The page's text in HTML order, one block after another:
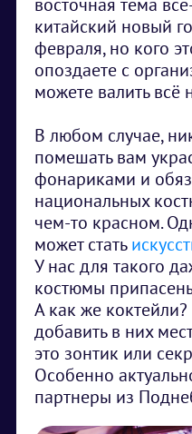
китайский новый
февраля, но кого
опоздаете с
можете валить всё
В любом случае,
помешать вам
фонариками и
национальных
чем-то красном.
может стать
У нас для такого
костюмы
А как же
добавить в них
это зонтик или
Особенно
партнеры из